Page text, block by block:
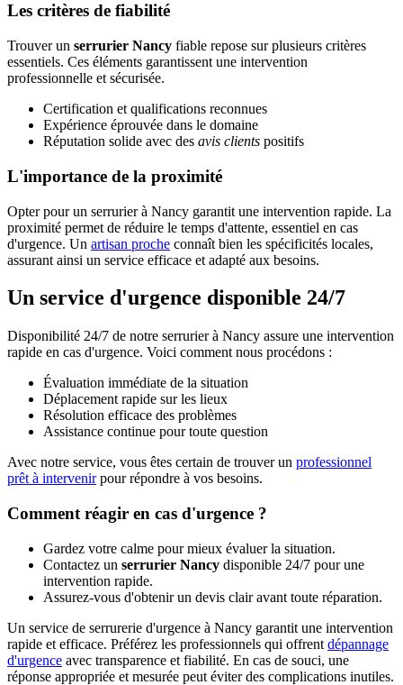
Les critères de fiabilité
Trouver un serrurier Nancy fiable repose sur plusieurs critères
essentiels. Ces éléments garantissent une intervention
professionnelle et sécurisée.
Certification et qualifications reconnues
Expérience éprouvée dans le domaine
Réputation solide avec des avis clients positifs
L'importance de la proximité
Opter pour un serrurier à Nancy garantit une intervention rapide. La
proximité permet de réduire le temps d'attente, essentiel en cas
d'urgence. Un artisan proche connaît bien les spécificités locales,
assurant ainsi un service efficace et adapté aux besoins.
Un service d'urgence disponible 24/7
Disponibilité 24/7 de notre serrurier à Nancy assure une intervention
rapide en cas d'urgence. Voici comment nous procédons :
Évaluation immédiate de la situation
Déplacement rapide sur les lieux
Résolution efficace des problèmes
Assistance continue pour toute question
Avec notre service, vous êtes certain de trouver un professionnel
prêt à intervenirpour répondre à vos besoins.
Comment réagir en cas d'urgence ?
Gardez votre calme pour mieux évaluer la situation.
Contactez un serrurier Nancy disponible 24/7 pour une
intervention rapide.
Assurez-vous d'obtenir un devis clair avant toute réparation.
Un service de serrurerie d'urgence à Nancy garantit une intervention
rapide et efficace. Préférez les professionnels qui offrent dépannage
d'urgence avec transparence et fiabilité. En cas de souci, une
réponse appropriée et mesurée peut éviter des complications inutiles.